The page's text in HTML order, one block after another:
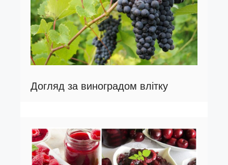
Догляд за виноградом влітку